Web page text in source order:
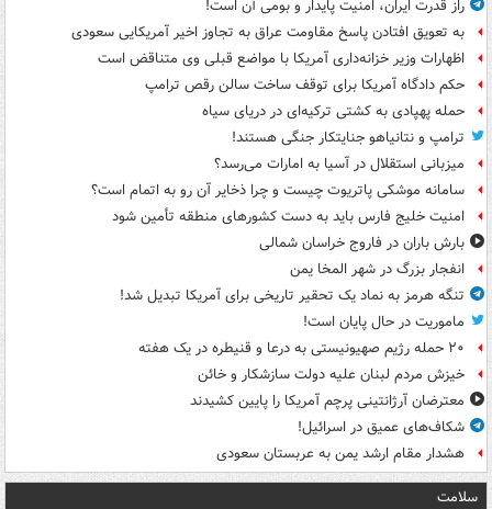
راز قدرت ایران، امنیت پایدار و بومی آن است!
به تعویق افتادن پاسخ مقاومت عراق به تجاوز اخیر آمریکایی سعودی
اظهارات وزیر خزانه‌داری آمریکا با مواضع قبلی وی متناقض است
حکم دادگاه آمریکا برای توقف ساخت سالن رقص ترامپ
حمله پهپادی به کشتی ترکیه‌ای در دریای سیاه
ترامپ و نتانیاهو جنایتکار جنگی هستند!
میزبانی استقلال در آسیا به امارات می‌رسد؟
سامانه موشکی پاتریوت چیست و چرا ذخایر آن رو به اتمام است؟
امنیت خلیج فارس باید به دست کشورهای منطقه تأمین شود
بارش باران در فاروج خراسان شمالی
انفجار بزرگ در شهر المخا یمن
تنگه هرمز به نماد یک تحقیر تاریخی برای آمریکا تبدیل شد!
ماموریت در حال پایان است!
۲۰ حمله رژیم صهیونیستی به درعا و قنیطره در یک هفته
خیزش مردم لبنان علیه دولت سازشکار و خائن
معترضان آرژانتینی پرچم آمریکا را پایین کشیدند
شکاف‌های عمیق در اسرائیل!
هشدار مقام ارشد یمن به عربستان سعودی
سلامت